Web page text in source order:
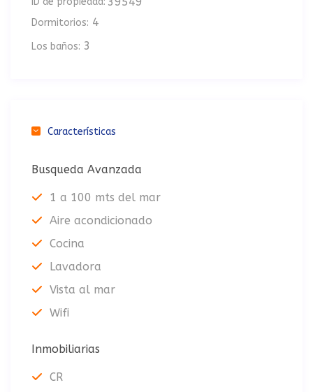
Dormitorios: 4
Los baños: 3
Características
Busqueda Avanzada
1 a 100 mts del mar
Aire acondicionado
Cocina
Lavadora
Vista al mar
Wifi
Inmobiliarias
CR